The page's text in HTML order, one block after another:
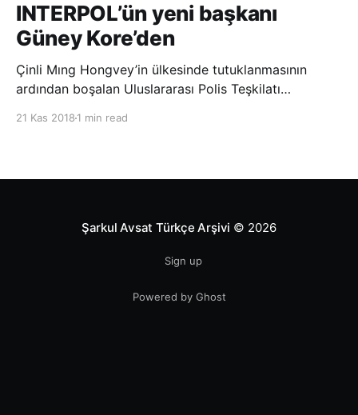
INTERPOL’ün yeni başkanı
Güney Kore’den
Çinli Mıng Hongvey’in ülkesinde tutuklanmasının
ardından boşalan Uluslararası Polis Teşkilatı
21 Kas 2018 1 min read
Şarkul Avsat Türkçe Arşivi © 2026
Sign up
Powered by Ghost